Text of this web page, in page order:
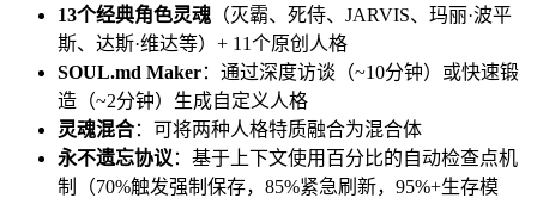
13个经典角色灵魂 （灭霸、死侍、JARVIS、玛丽·波平
斯、达斯·维达等）+ 11个原创人格
SOUL.md Maker：通过深度访谈（~10分钟）或快速锻
造（~2分钟）生成自定义人格
灵魂混合：可将两种人格特质融合为混合体
永不遗忘协议 ：基于上下文使用百分比的自动检查点机
制（70%触发强制保存，85%紧急刷新，95%+生存模